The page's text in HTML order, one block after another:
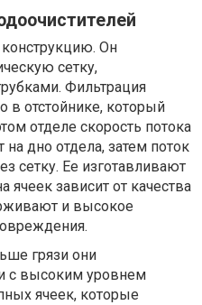
Он
сетку,
Фильтрация
в отстойнике, который
отделе скорость потока
дно отдела, затем поток
сетку. Ее изготавливают
ячеек зависит от качества
и высокое
грязи они
с высоким уровнем
ячеек, которые